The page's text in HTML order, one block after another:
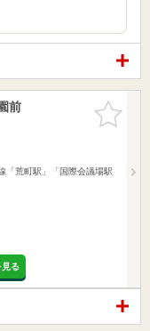
お気に入
りに追加
前
「荒町駅」「国際会議場駅
る